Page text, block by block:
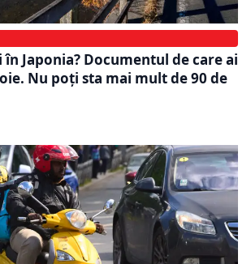
în Japonia? Documentul de care ai
Nu poți sta mai mult de 90 de